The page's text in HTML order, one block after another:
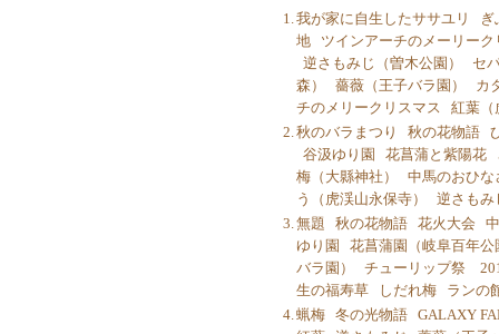
1.我が家に自生したササユリ
地
ツインアーチのメーリーク
逆さもみじ（曽木公園）
セ
森）
薔薇（王子バラ園）
カ
チのメリークリスマス
紅葉（
2.秋のバラまつり 秋の花物語
谷汲ゆり園
花菖蒲と紫陽花
梅（大縣神社）
中馬のおひな
う（虎渓山永保寺）
逆さもみ
3.無題 秋の花物語 花火大会
ゆり園
花菖蒲園（岐阜百年公
バラ園）
チューリップ祭
生の福寿草
しだれ梅
ランの
4.蝋梅 冬の光物語 GALAXY